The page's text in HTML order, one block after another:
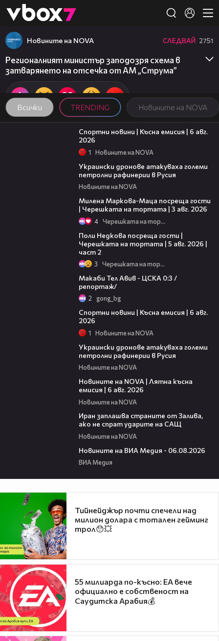
👾
Всички TRENDING Новините на NOVA
Новините на NOVA СЛЕДВАЙ 2751
Регионалният министър заподозря схема в
затварянето на отсечка от АМ „Струма”
04:51
Спортни новини | Късна емисия | 6 авг.
2026
1 Новините на NOVA
Украински дронове атакуваха големи
петролни рафинерии в Русия
Новините на NOVA
Милена Маркова-Маца посреща гости
| Черешката на тортата | 3 авг. 2026
4 Черешката на тортата
Поли Недкова посреща гости |
Черешката на тортата | 5 авг. 2026 |
част 2
3 Черешката на тортата
Макаби Тел Авив - ЦСКА 0:3 /
репортаж/
2 gong_bg
Спортни новини | Късна емисия | 6 авг.
2026
1 Новините на NOVA
Украински дронове атакуваха големи
петролни рафинерии в Русия
Новините на NOVA
Новините на NOVA | Лятна късна
емисия | 6 авг. 2026
Новините на NOVA
Иран заплашва страните от Залива,
ако не спрат ударите на САЩ
Новините на NOVA
Новините на ВИА Медия - 06.08.2026
ВИА Медия
Тийнейджър почти спечели над
милион долара с тотален гейминг
трол😯💥
55 милиарда по-късно: EA вече
официално е собственост на
Саудитска Арабия💰